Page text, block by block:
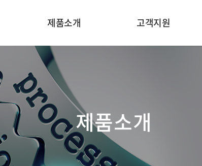
제품소개
온라인 중금속 분석기
인라인 농도 분석기
인라인 광도계
일반 수질 항목 분석기
온라인 수질 분석기
고객지원
기기원리
카타로그
제품소개